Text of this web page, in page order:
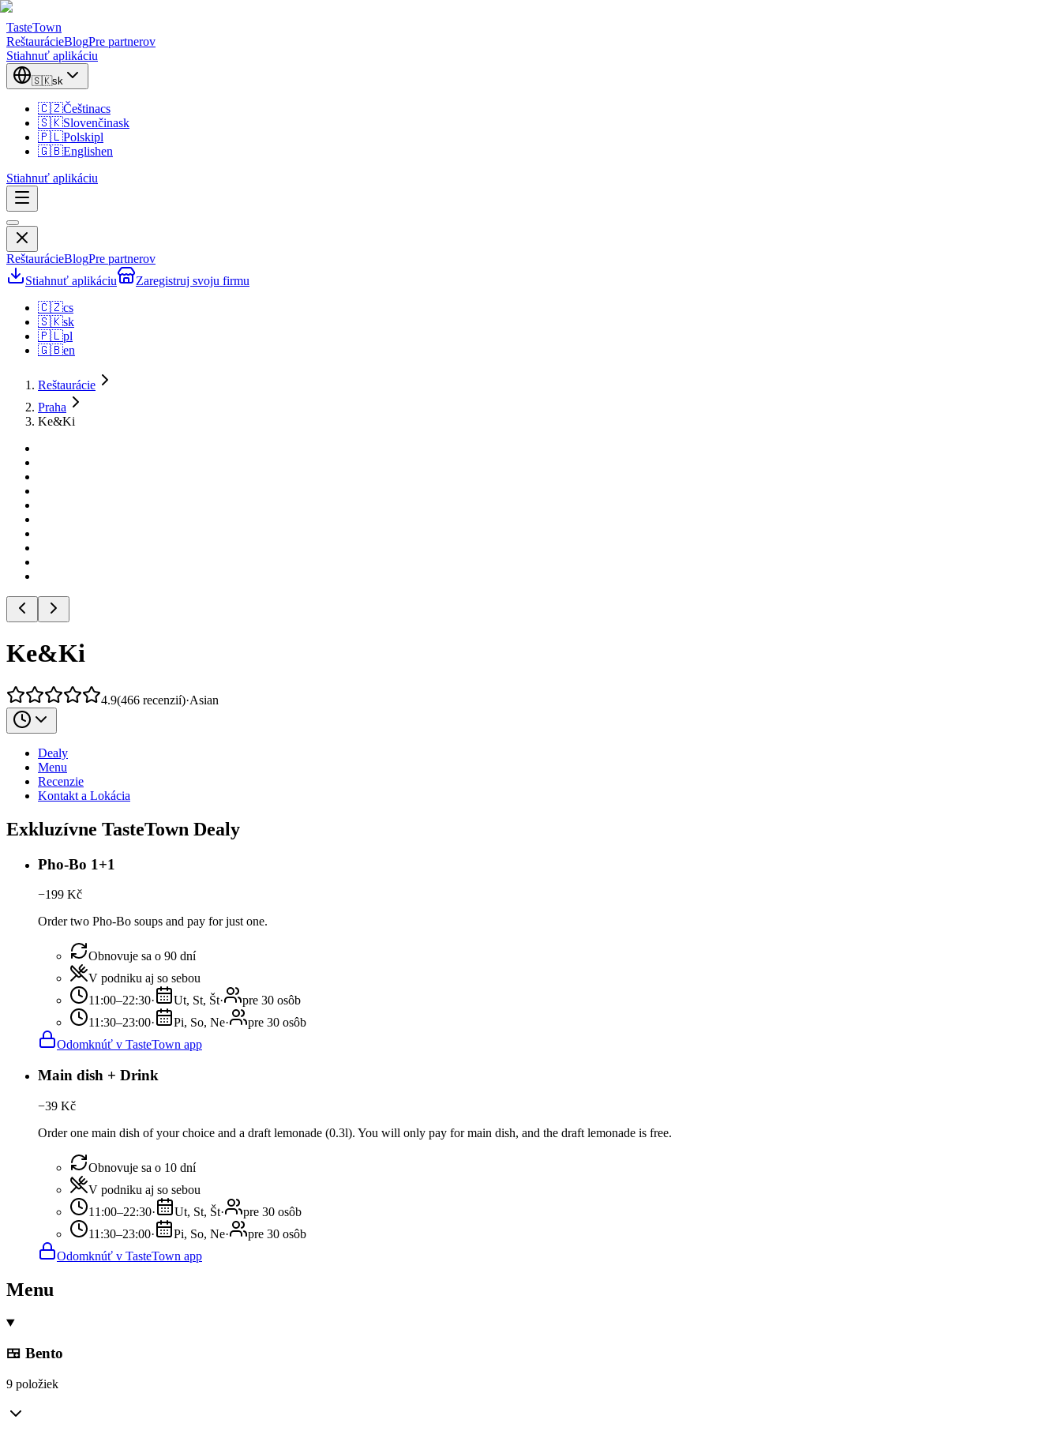
TasteTown
ReštaurácieBlogPre partnerov
Stiahnuť aplikáciu
🇸🇰sk
🇨🇿Češtinacs
🇸🇰Slovenčinask
🇵🇱Polskipl
🇬🇧Englishen
Stiahnuť aplikáciu
ReštaurácieBlogPre partnerov
Stiahnuť aplikáciu
Zaregistruj svoju firmu
🇨🇿cs
🇸🇰sk
🇵🇱pl
🇬🇧en
Reštaurácie
Praha
Ke&Ki
Ke&Ki
4.9(466 recenzií)·Asian
Dealy
Menu
Recenzie
Kontakt a Lokácia
Exkluzívne TasteTown Dealy
Pho-Bo 1+1
−199 Kč
Order two Pho-Bo soups and pay for just one.
Obnovuje sa o 90 dní
V podniku aj so sebou
11:00–22:30· Ut, St, Št·
pre 30 osôb
11:30–23:00· Pi, So, Ne·
pre 30 osôb
Odomknúť v TasteTown app
Main dish + Drink
−39 Kč
Order one main dish of your choice and a draft lemonade (0.3l). You will only pay for main dish, and the draft lemonade is free.
Obnovuje sa o 10 dní
V podniku aj so sebou
11:00–22:30· Ut, St, Št·
pre 30 osôb
11:30–23:00· Pi, So, Ne·
pre 30 osôb
Odomknúť v TasteTown app
Menu
🍱 Bento
9 položiek